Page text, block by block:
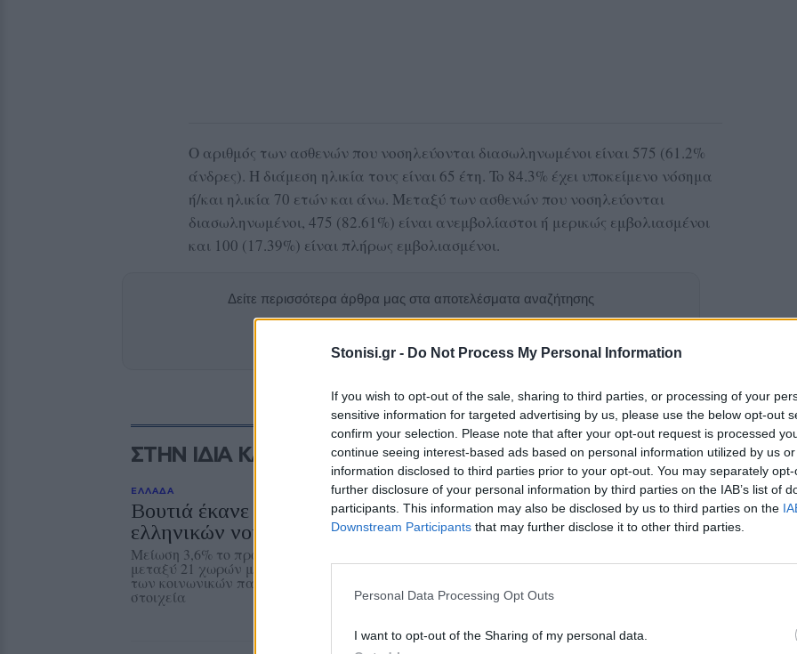
Stonisi.gr - Do Not Process My Personal Information
If you wish to opt-out of the sale, sharing to third parties, or processing of your
sensitive information for targeted advertising by us, please use the below opt-out
confirm your selection. Please note that after your opt-out request is processed
continue seeing interest-based ads based on personal information utilized by us
information disclosed to third parties prior to your opt-out. You may separately
further disclosure of your personal information by third parties on the IAB’s list of
participants. This information may also be disclosed by us to third parties on the
Downstream Participants that may further disclose it to other third parties.
Personal Data Processing Opt Outs
I want to opt-out of the Sharing of my personal data.
Ο αριθμός των ασθενών που νοσηλεύονται διασωληνωμένοι είναι 575 (61.2%
άνδρες). Η διάμεση ηλικία τους είναι 65 έτη. To 84.3% έχει υποκείμενο νόσημα
ή/και ηλικία 70 ετών και άνω. Μεταξύ των ασθενών που νοσηλεύονται
διασωληνωμένοι, 475 (82.61%) είναι ανεμβολίαστοι ή μερικώς εμβολιασμένοι
και 100 (17.39%) είναι πλήρως εμβολιασμένοι.
Δείτε περισσότερα άρθρα μας στα αποτελέσματα αναζήτησης
ΣΤΗΝ ΙΔΙΑ ΚΑΤΗΓΟΡΙΑ
ΕΛΛΑΔΑ
Βουτιά έκανε το πραγματικό εισόδημα των
ελληνικών νοικοκυριών
Μείωση 3,6% το πρώτο τρίμηνο του 2026, η χειρότερη επίδοση
μεταξύ 21 χωρών μελών του ΟΟΣΑ. Καθοριστική η υποχώρηση
των κοινωνικών παροχών και του εισοδήματος από περιουσιακά
στοιχεία